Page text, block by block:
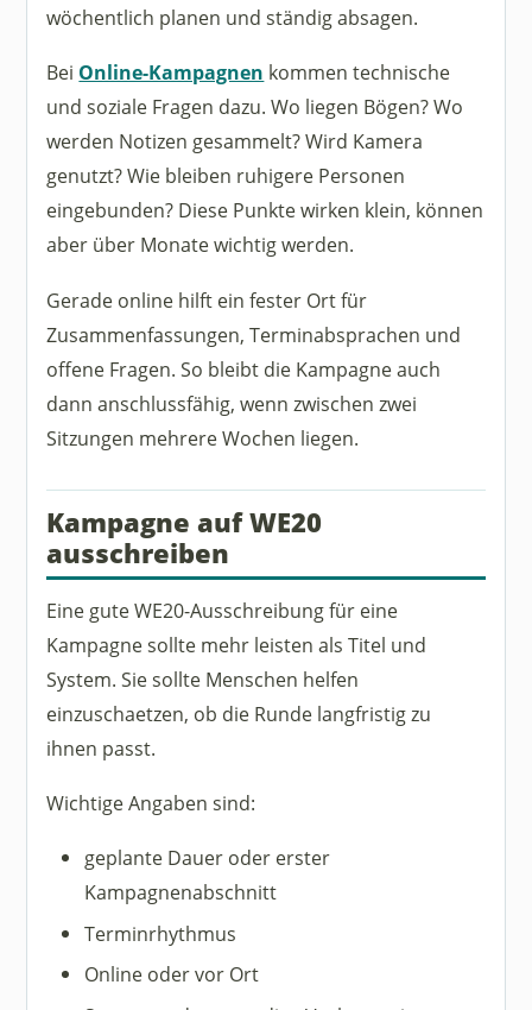
wöchentlich planen und ständig absagen.
Bei Online-Kampagnen kommen technische
und soziale Fragen dazu. Wo liegen Bögen? Wo
werden Notizen gesammelt? Wird Kamera
genutzt? Wie bleiben ruhigere Personen
eingebunden? Diese Punkte wirken klein, können
aber über Monate wichtig werden.
Gerade online hilft ein fester Ort für
Zusammenfassungen, Terminabsprachen und
offene Fragen. So bleibt die Kampagne auch
dann anschlussfähig, wenn zwischen zwei
Sitzungen mehrere Wochen liegen.
Kampagne auf WE20
ausschreiben
Eine gute WE20-Ausschreibung für eine
Kampagne sollte mehr leisten als Titel und
System. Sie sollte Menschen helfen
einzuschaetzen, ob die Runde langfristig zu
ihnen passt.
Wichtige Angaben sind:
geplante Dauer oder erster
Kampagnenabschnitt
Terminrhythmus
Online oder vor Ort